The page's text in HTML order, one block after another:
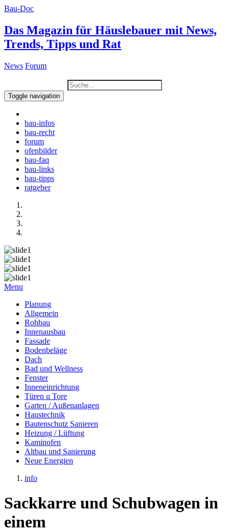
Bau-Doc
Das Magazin für Häuslebauer mit News,
Trends, Tipps und Rat
News Forum
Toggle navigation
bau-infos
bau-recht
forum
ofenbilder
bau-faq
bau-links
bau-tipps
ratgeber
Menu
Planung
Allgemein
Rohbau
Innenausbau
Fassade
Bodenbeläge
Dach
Bad und Wellness
Fenster
Inneneinrichtung
Türen u Tore
Garten / Außenanlagen
Haustechnik
Bautenschutz Sanieren
Heizung / Lüftung
Kaminofen
Altbau und Sanierung
Neue Energien
info
Sackkarre und Schubwagen in
einem